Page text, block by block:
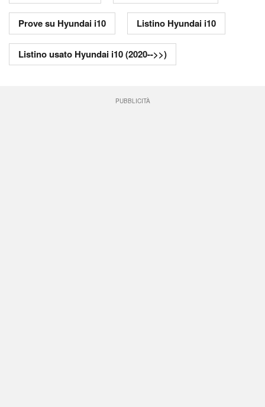
Prove su Hyundai i10 Listino Hyundai i10
Listino usato Hyundai i10 (2020-->>)
PUBBLICITÀ